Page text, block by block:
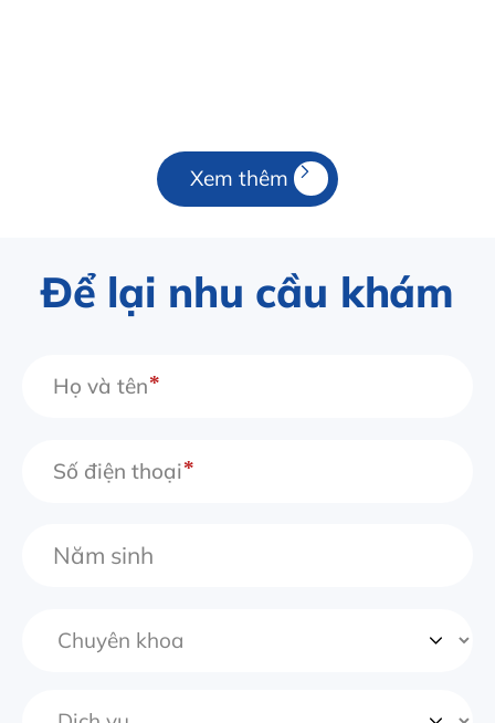
Xem thêm
Để lại nhu cầu khám
Họ và tên
Số điện thoại